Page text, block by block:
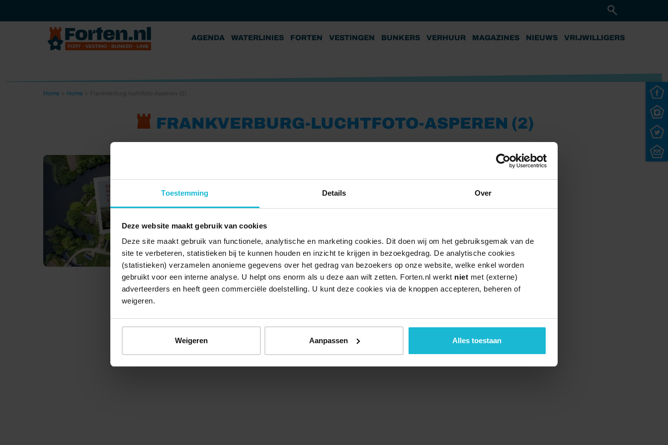
Toestemming Details Over
Deze website maakt gebruik van cookies
Deze site maakt gebruik van functionele, analytische en marketing cookies. Dit doen wij om het gebruiksgemak van de
site te verbeteren, statistieken bij te kunnen houden en inzicht te krijgen in bezoekgedrag. De analytische cookies
(statistieken) verzamelen anonieme gegevens over het gedrag van bezoekers op onze website, welke enkel worden
gebruikt voor een interne analyse. U helpt ons enorm als u deze aan wilt zetten. Forten.nl werkt niet met (externe)
adverteerders en heeft geen commerciële doelstelling. U kunt deze cookies via de knoppen accepteren, beheren of
weigeren.
Weigeren Aanpassen Alles toestaan
AGENDA WATERLINIES FORTEN VESTINGEN BUNKERS VERHUUR MAGAZINES NIEUWS VRIJWILLIGERS
Home Home
FRANKVERBURG-LUCHTFOTO-ASPEREN (2)
© 2026 Stichting Forten Nederland Doneer nu Forten.nl wordt ondersteund door de